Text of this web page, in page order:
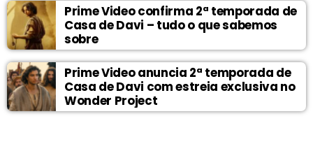
Prime Video confirma 2ª temporada de
Casa de Davi – tudo o que sabemos
sobre
Prime Video anuncia 2ª temporada de
Casa de Davi com estreia exclusiva no
Wonder Project